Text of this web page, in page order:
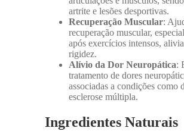
artrite e lesões desportivas.
Recuperação Muscular:
recuperação muscular,
após exercícios intensos,
rigidez.
Alívio da Dor Neuropática:
tratamento de dores
associadas a condições como
esclerose múltipla.
Ingredientes Naturais